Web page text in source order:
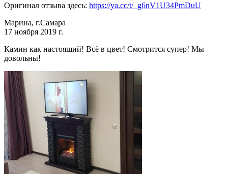
Оригинал отзыва здесь: https://ya.cc/t/_g6nV1U34PmDuU
Марина, г.Самара
17 ноября 2019 г.
Камин как настоящий! Всё в цвет! Смотрится супер! Мы
довольны!